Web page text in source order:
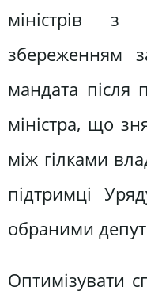
міністрів з
збереженням
мандата після
міністра, що
між гілками
підтримці
обраними
Оптимізувати